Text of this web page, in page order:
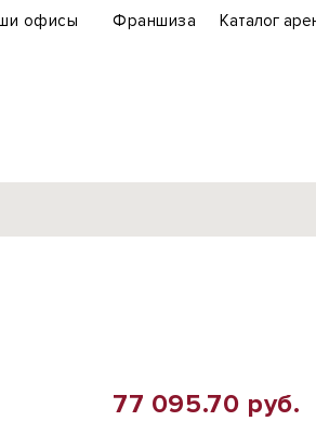
офисы Франшиза Каталог
77 095.70 руб.